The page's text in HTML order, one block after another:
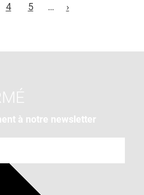
4 5 … ›
à notre newsletter